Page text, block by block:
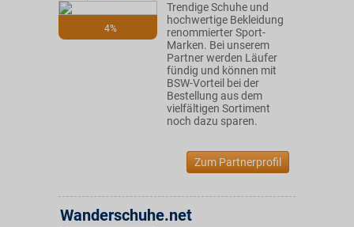
4%
Trendige Schuhe und
hochwertige Bekleidung
renommierter Sport-
Marken. Bei unserem
Partner werden Läufer
fündig und können mit
BSW-Vorteil bei der
Bestellung aus dem
vielfältigen Sortiment
noch dazu sparen.
Zum Partnerprofil
Wanderschuhe.net